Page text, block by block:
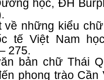
về những kiểu
tế Việt Nam
275.
bản chữ Thái
phong trào